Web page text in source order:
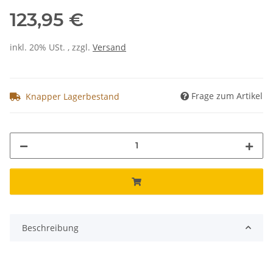
123,95 €
inkl. 20% USt. , zzgl. Versand
Knapper Lagerbestand Frage zum Artikel
Beschreibung